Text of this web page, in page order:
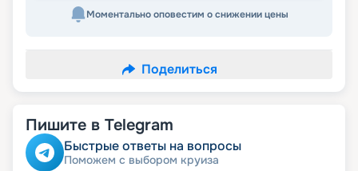
Моментально оповестим о снижении цены
Поделиться
Пишите в Telegram
Быстрые ответы на вопросы
Поможем с выбором круиза